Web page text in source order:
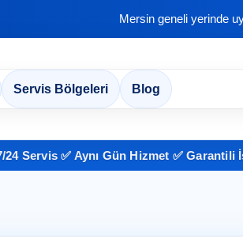
Mersin geneli yerinde
Servis Bölgeleri Blog
Servis ✅ Aynı Gün Hizmet ✅ Garantili